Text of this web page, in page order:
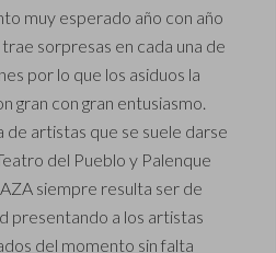
muy esperado año con año
sorpresas en cada una de
por lo que los asiduos la
gran con gran entusiasmo.
de artistas que se suele darse
del Pueblo y Palenque
siempre resulta ser de
presentando a los artistas
del momento sin falta